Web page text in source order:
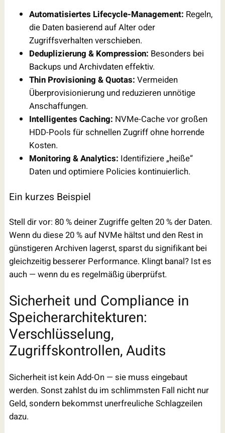
Automatisiertes Lifecycle-Management: Regeln,
die Daten basierend auf Alter oder
Zugriffsverhalten verschieben.
Deduplizierung & Kompression: Besonders bei
Backups und Archivdaten effektiv.
Thin Provisioning & Quotas: Vermeiden
Überprovisionierung und reduzieren unnötige
Anschaffungen.
Intelligentes Caching: NVMe-Cache vor großen
HDD-Pools für schnellen Zugriff ohne horrende
Kosten.
Monitoring & Analytics: Identifiziere „heiße“
Daten und optimiere Policies kontinuierlich.
Ein kurzes Beispiel
Stell dir vor: 80 % deiner Zugriffe gelten 20 % der Daten.
Wenn du diese 20 % auf NVMe hältst und den Rest in
günstigeren Archiven lagerst, sparst du signifikant bei
gleichzeitig besserer Performance. Klingt banal? Ist es
auch — wenn du es regelmäßig überprüfst.
Sicherheit und Compliance in
Speicherarchitekturen:
Verschlüsselung,
Zugriffskontrollen, Audits
Sicherheit ist kein Add-On — sie muss eingebaut
werden. Sonst zahlst du im schlimmsten Fall nicht nur
Geld, sondern bekommst unerfreuliche Schlagzeilen
dazu.